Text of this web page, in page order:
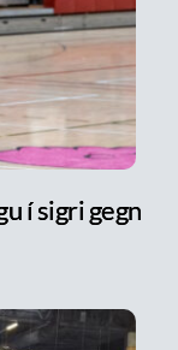
í sigri gegn